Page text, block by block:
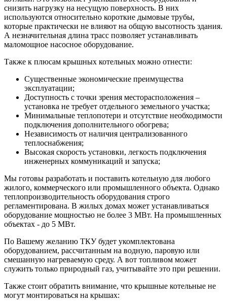
снизить нагрузку на несущую поверхность. В них
используются относительно короткие дымовые трубы,
которые практически не влияют на общую высотность здания.
А незначительная длина трасс позволяет устанавливать
маломощное насосное оборудование.
Также к плюсам крышных котельных можно отнести:
Существенные экономические преимущества
эксплуатации;
Доступность с точки зрения месторасположения –
установка не требует отдельного земельного участка;
Минимальные теплопотери и отсутствие необходимости
подключения дополнительного обогрева;
Независимость от наличия централизованного
теплоснабжения;
Высокая скорость установки, легкость подключения
инженерных коммуникаций и запуска;
Мы готовы разработать и поставить котельную для любого
жилого, коммерческого или промышленного объекта. Однако
теплопроизводительность оборудования строго
регламентирована. В жилых домах может устанавливаться
оборудование мощностью не более 3 МВт. На промышленных
объектах - до 5 МВт.
По Вашему желанию ТКУ будет укомплектована
оборудованием, рассчитанным на водную, паровую или
смешанную нагреваемую среду. А вот топливом может
служить только природный газ, учитывайте это при решении.
Также стоит обратить внимание, что крышные котельные не
могут монтироваться на крышах: